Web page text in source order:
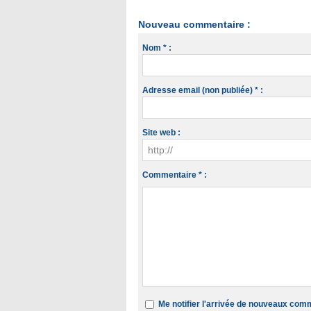
Nouveau commentaire :
Nom * :
Adresse email (non publiée) * :
Site web :
Commentaire * :
Me notifier l'arrivée de nouveaux